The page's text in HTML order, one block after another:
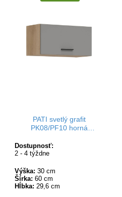
PATI svetlý grafit
PK08/PF10 horná
skrinka 60 cm
Dostupnosť:
2 - 4 týždne
Výška: 30 cm
Šírka: 60 cm
Hĺbka: 29,6 cm